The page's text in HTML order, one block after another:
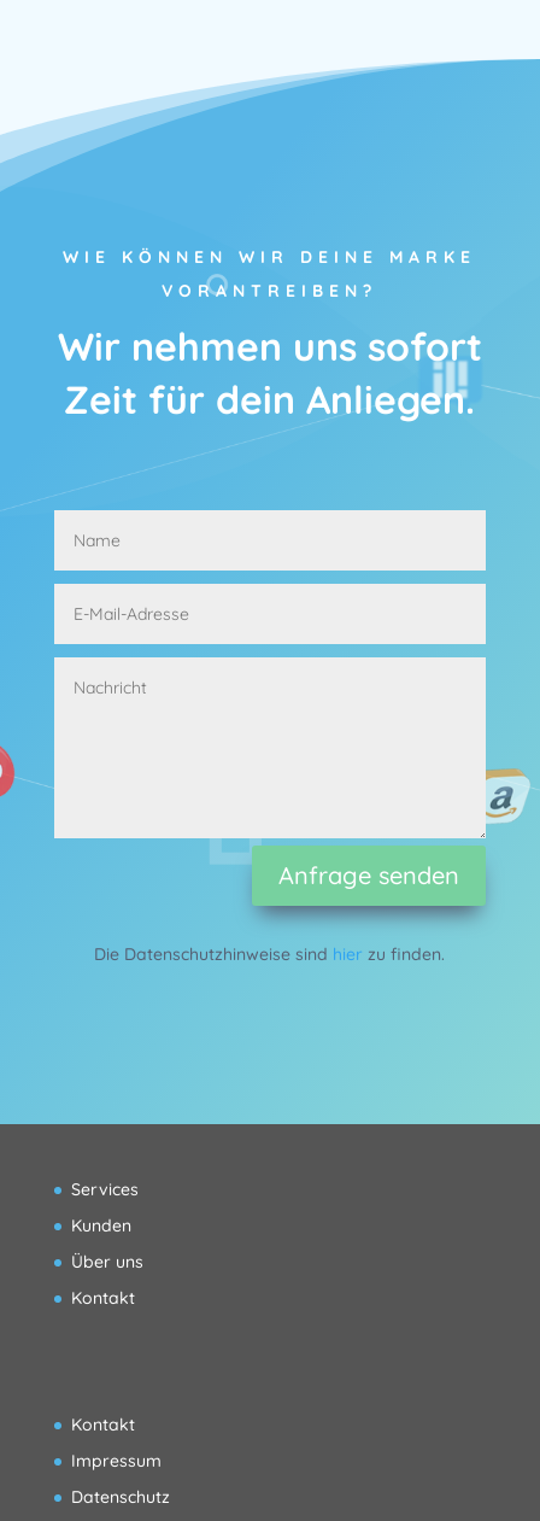
WIE KÖNNEN WIR DEINE MARKE
VORANTREIBEN?
Wir nehmen uns sofort
Zeit für dein Anliegen.
Anfrage senden
Die Datenschutzhinweise sind hier zu finden.
Services
Kunden
Über uns
Kontakt
Kontakt
Impressum
Datenschutz